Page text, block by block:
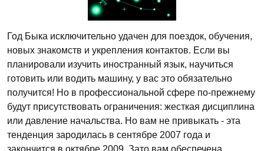
Год Быка исключительно удачен для поездок, обучения,
новых знакомств и укрепления контактов. Если вы
планировали изучить иностранный язык, научиться
готовить или водить машину, у вас это обязательно
получится! Но в профессиональной сфере по-прежнему
будут присутствовать ограничения: жесткая дисциплина
или давление начальства. Но вам не привыкать - эта
тенденция зародилась в сентябре 2007 года и
закончится в октябре 2009. Зато вам обеспечена